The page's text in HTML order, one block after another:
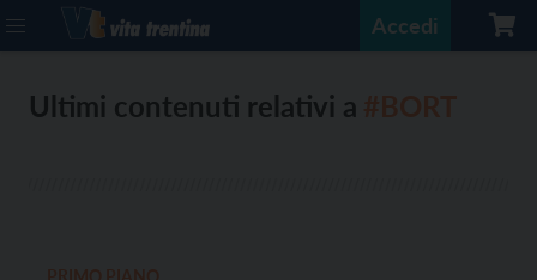
Accedi
Ultimi contenuti relativi a